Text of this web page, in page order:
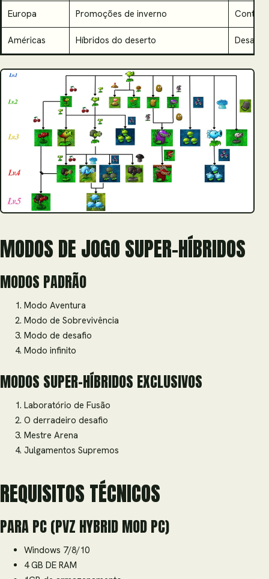
Europa Promoções de inverno
Américas Híbridos do deserto
MODOS DE JOGO SUPER-HÍBRIDOS
MODOS PADRÃO
Modo Aventura
Modo de Sobrevivência
Modo de desafio
Modo infinito
MODOS SUPER-HÍBRIDOS EXCLUSIVOS
Laboratório de Fusão
O derradeiro desafio
Mestre Arena
Julgamentos Supremos
REQUISITOS TÉCNICOS
PARA PC (PVZ HYBRID MOD PC)
Windows 7/8/10
4 GB DE RAM